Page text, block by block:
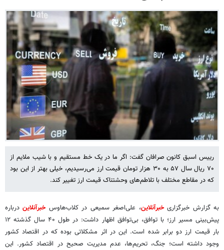
رییس اسبق کانون صرافان گفت: اگر ما در یک خط مستقیم و با شیب ملایم از
۷۰ ریال سال ۵۷ به ۳۰ هزار تومان قیمت ارز می‌رسیدیم، خیلی بهتر از این بود
که در مقاطع مختلف با تلاطم‌های وحشتناک قیمت ارز تغییر کند.
به گزارش خبرگزاریخبرآنلاین، علی‌اصغر سمیعی در کلاب‌هاوسخبرآنلایندرباره
پیش‌بینی مسیر ارز؛ با توافق، بی‌توافق اظهار داشت: در طول ۴۰ سال گذشته ۱۲
بار قیمت ارز دو برابر شده است. این در اثر مشکلاتی بوده که در اقتصاد کشور
وجود داشته است؛ جنگ، تحریم‌ها، عدم مدیریت صحیح در اقتصاد کشور. این